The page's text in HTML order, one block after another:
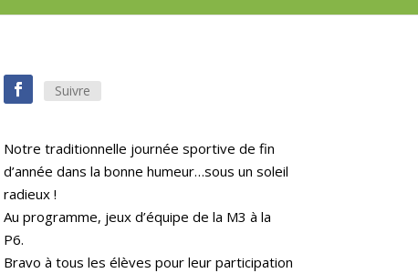
Suivre
Notre traditionnelle journée sportive de fin
d’année dans la bonne humeur…sous un soleil
radieux !
Au programme, jeux d’équipe de la M3 à la
P6.
Bravo à tous les élèves pour leur participation